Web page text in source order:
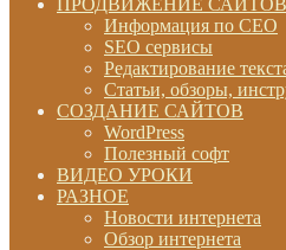
ПРОДВИЖЕНИЕ САЙТОВ
Информация по СЕО
SEO сервисы
Редактирование
Статьи, обзоры,
СОЗДАНИЕ САЙТОВ
WordPress
Полезный софт
ВИДЕО УРОКИ
РАЗНОЕ
Новости интернета
Обзор интернета